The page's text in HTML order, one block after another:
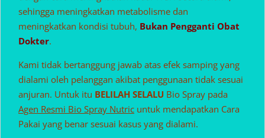
sehingga meningkatkan metabolisme dan
meningkatkan kondisi tubuh, Bukan Pengganti Obat
Dokter.
Kami tidak bertanggung jawab atas efek samping yang
dialami oleh pelanggan akibat penggunaan tidak sesuai
anjuran. Untuk itu BELILAH SELALU Bio Spray pada
Agen Resmi Bio Spray Nutric untuk mendapatkan Cara
Pakai yang benar sesuai kasus yang dialami.